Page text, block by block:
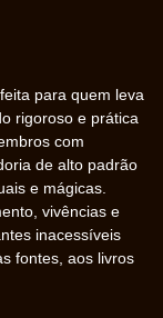
para quem leva
rigoroso e prática
com
de alto padrão
e mágicas.
vivências e
inacessíveis
fontes, aos livros